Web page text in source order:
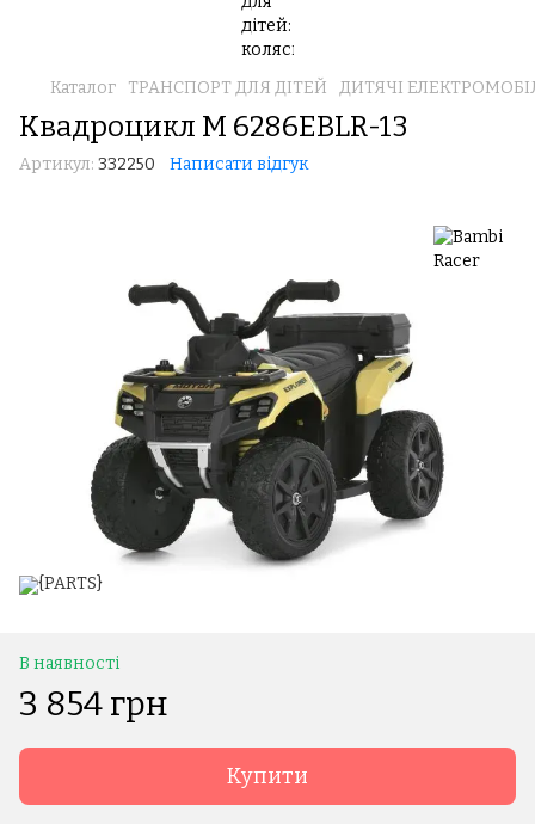
Каталог ТРАНСПОРТ ДЛЯ ДІТЕЙ ДИТЯЧІ
Квадроцикл M 6286EBLR-13
Артикул: 332250 Написати відгук
В наявності
3 854 грн
Купити